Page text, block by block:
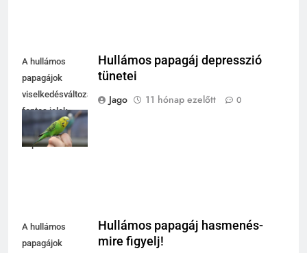
A hullámos
papagájok
viselkedésváltozásai
fontos jelek
lehetnek a
depresszióra.
Hullámos papagáj depresszió
tünetei
Jago
11 hónap ezelőtt 0
A hullámos
papagájok
Hullámos papagáj hasmenés-
mire figyelj!